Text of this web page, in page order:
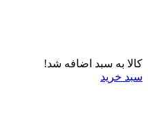
کالا به سبد اضافه شد!
سبد خرید